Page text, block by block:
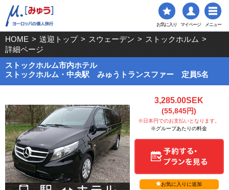
お気に入り マイページ メニュー
HOME > 送迎トップ > スウェーデン > ストックホルム >
詳細ページ
ストックホルム市内ホテル
ストックホルム・中央駅 みゅうトランスファー 定員5名
3,285.00SEK
(55,845円)
※日本円でのお支払いとなります。
※グループあたりの料金
お気に入りに追加